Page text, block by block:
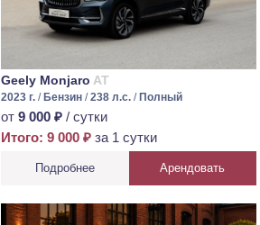
Geely Monjaro AT
2023 г. / Бензин /238 л.с. / Полный
от 9 000 ₽ / сутки
Итого: 9 000 ₽ за 1 сутки
Подробнее Арендовать